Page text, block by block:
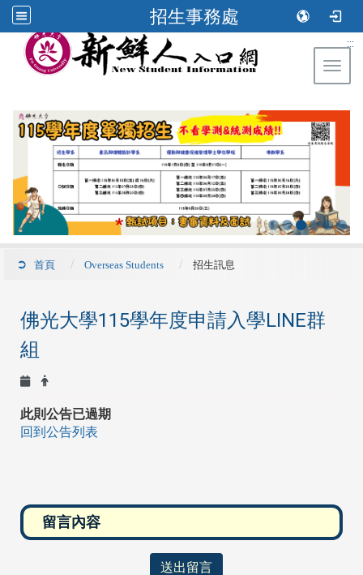
招生事務處
:::
首頁 Overseas Students 招生訊息
佛光大學115學年度申請入學LINE群
組
此則公告已過期
回到公告列表
送出留言